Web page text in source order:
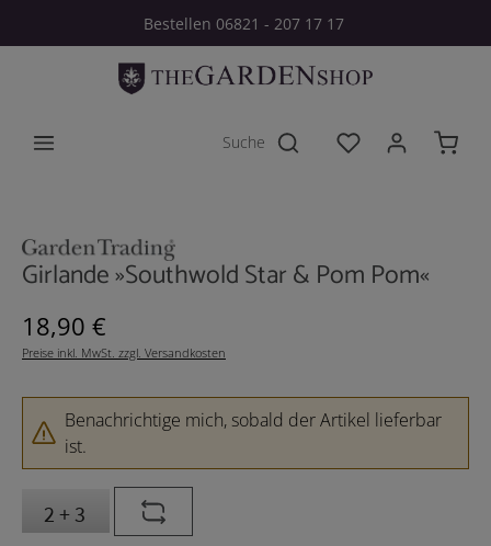
Zum Hauptinhalt springenBestellen 06821 - 207 17 17
Du hast 0
Girlande »Southwold Star & Pom Pom«
Regulärer Preis:
18,90 €
Preise inkl. MwSt. zzgl. Versandkosten
Benachrichtige mich, sobald der Artikel lieferbar
ist.